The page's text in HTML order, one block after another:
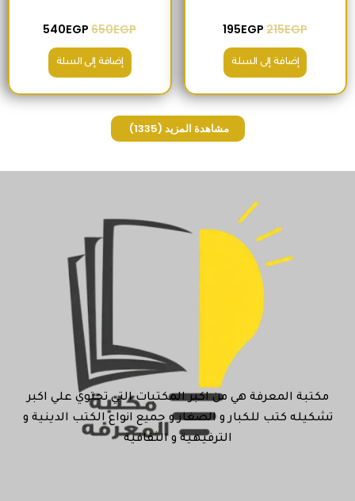
215EGP
195EGP
إضافة إلى السلة
650EGP
540EGP
إضافة إلى السلة
مشاهدة المزيد (1335)
مكتبة المعرفة هي من اكبر المكتبات التي تحتوي علي اكبر
تشكيله كتب للكبار و الصغار و جميع انواع الكتب الدينية و
الترفيهية و الثقافية